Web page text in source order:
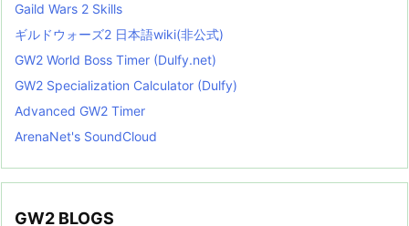
Gaild Wars 2 Skills
ギルドウォーズ2 日本語wiki(非公式)
GW2 World Boss Timer (Dulfy.net)
GW2 Specialization Calculator (Dulfy)
Advanced GW2 Timer
ArenaNet's SoundCloud
GW2 BLOGS